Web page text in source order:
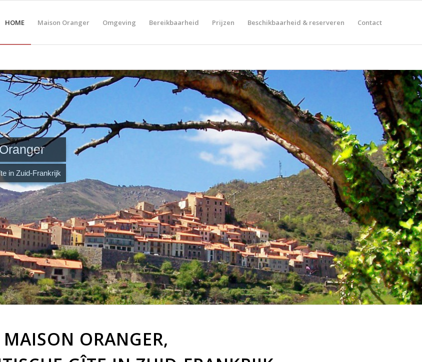
HOME Maison Oranger Omgeving Bereikbaarheid Prijzen Beschikbaarheid & reserveren Contact
in Zuid-Frankrijk
MAISON ORANGER,